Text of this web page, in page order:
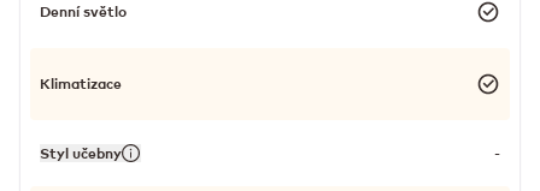
Denní světlo
Klimatizace
Styl učebny -